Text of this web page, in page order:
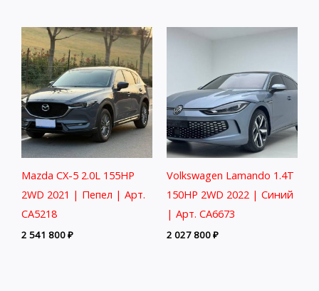
Mazda CX-5 2.0L 155HP
2WD 2021 | Пепел | Арт.
CA5218
2 541 800₽
Volkswagen Lamando 1.4T
150HP 2WD 2022 | Синий
| Арт. CA6673
2 027 800₽